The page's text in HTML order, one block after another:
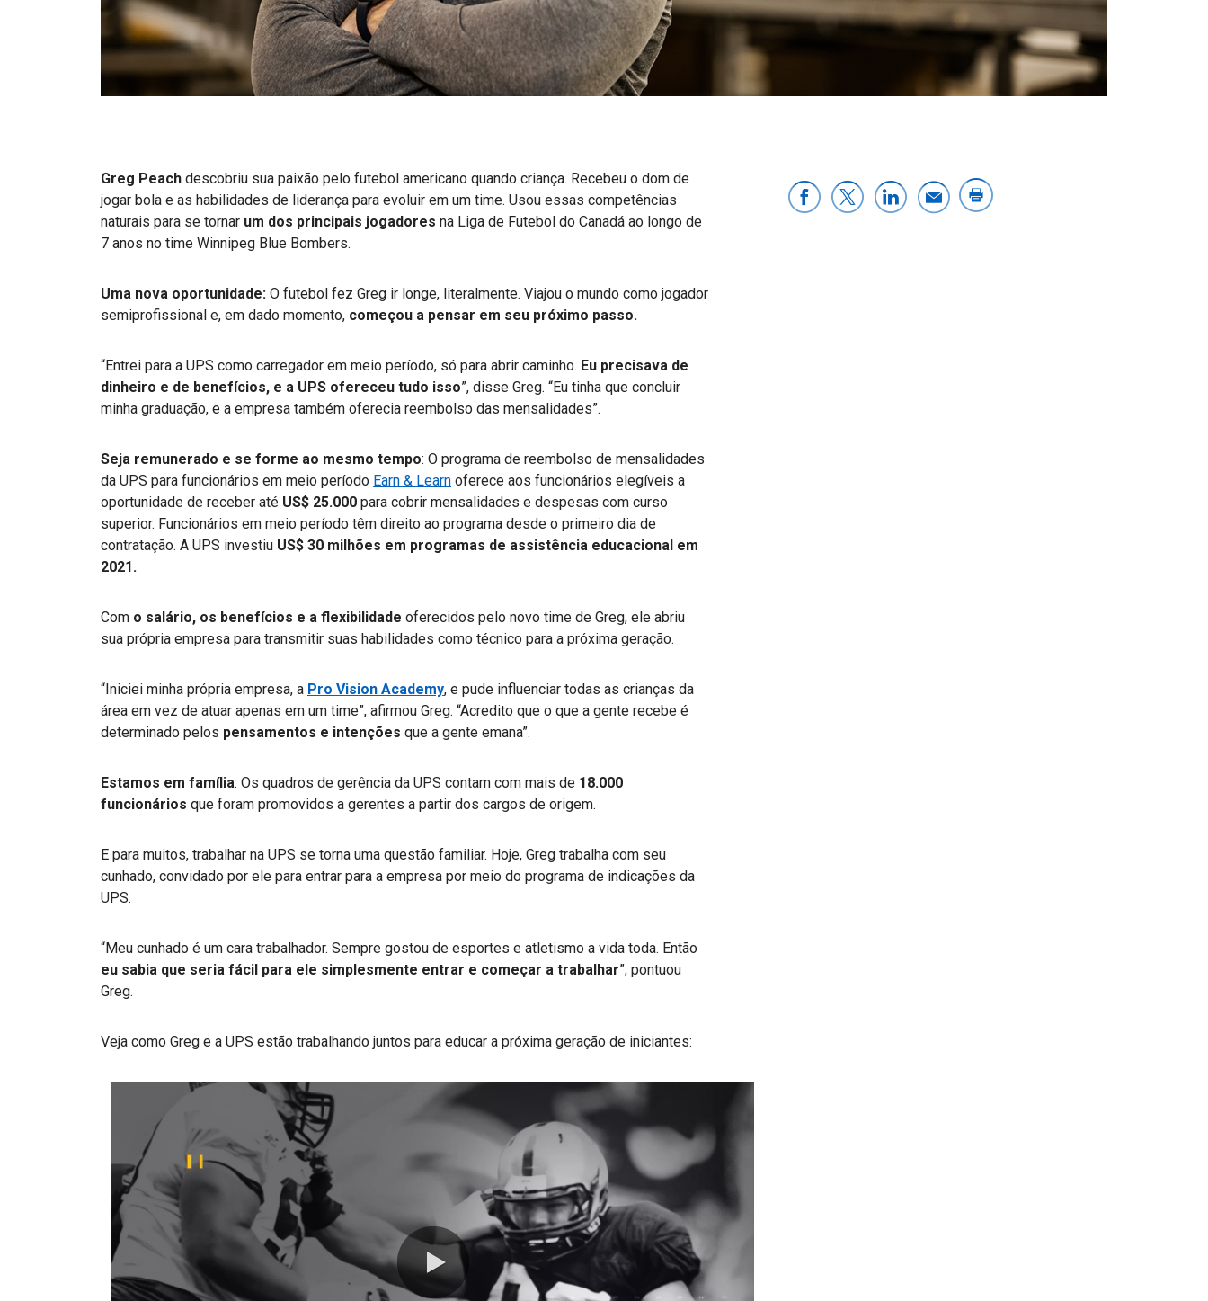
Greg Peach descobriu sua paixão pelo futebol americano quando criança. Recebeu o dom de
jogar bola e as habilidades de liderança para evoluir em um time. Usou essas competências
naturais para se tornar um dos principais jogadores na Liga de Futebol do Canadá ao longo de
7 anos no time Winnipeg Blue Bombers.
Uma nova oportunidade: O futebol fez Greg ir longe, literalmente. Viajou o mundo como jogador
semiprofissional e, em dado momento, começou a pensar em seu próximo passo.
“Entrei para a UPS como carregador em meio período, só para abrir caminho. Eu precisava de
dinheiro e de benefícios, e a UPS ofereceu tudo isso”, disse Greg. “Eu tinha que concluir
minha graduação, e a empresa também oferecia reembolso das mensalidades”.
Seja remunerado e se forme ao mesmo tempo: O programa de reembolso de mensalidades
da UPS para funcionários em meio período Earn & Learn oferece aos funcionários elegíveis a
oportunidade de receber até US$ 25.000 para cobrir mensalidades e despesas com curso
superior. Funcionários em meio período têm direito ao programa desde o primeiro dia de
contratação. A UPS investiu US$ 30 milhões em programas de assistência educacional em
2021.
Com o salário, os benefícios e a flexibilidade oferecidos pelo novo time de Greg, ele abriu
sua própria empresa para transmitir suas habilidades como técnico para a próxima geração.
“Iniciei minha própria empresa, a Pro Vision Academy, e pude influenciar todas as crianças da
área em vez de atuar apenas em um time”, afirmou Greg. “Acredito que o que a gente recebe é
determinado pelos pensamentos e intenções que a gente emana”.
Estamos em família: Os quadros de gerência da UPS contam com mais de 18.000
funcionários que foram promovidos a gerentes a partir dos cargos de origem.
E para muitos, trabalhar na UPS se torna uma questão familiar. Hoje, Greg trabalha com seu
cunhado, convidado por ele para entrar para a empresa por meio do programa de indicações da
UPS.
“Meu cunhado é um cara trabalhador. Sempre gostou de esportes e atletismo a vida toda. Então
eu sabia que seria fácil para ele simplesmente entrar e começar a trabalhar”, pontuou
Greg.
Veja como Greg e a UPS estão trabalhando juntos para educar a próxima geração de iniciantes: